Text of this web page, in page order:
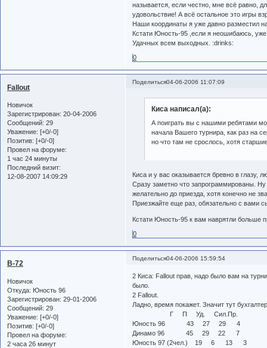
называется, если честно, мне всё равно,
удовольствие! А всё остальное это игры
Наши координаты я уже давно разместил
Кстати Юность-95 ,если я неошибаюсь,
Удачных всем выходных. :drinks:
0
Поделиться04-06-2006 11:07:09
Fallout
Новичок
Зарегистрирован: 20-04-2006
Сообщений: 29
Уважение: [+0/-0]
Позитив: [+0/-0]
Провел на форуме:
1 час 24 минуты
Последний визит:
12-08-2007 14:09:29
Киса написал(а):
А поиграть вы с нашими ребятами
начала Вашего турнира, как раз на
но что там не срослось, хотя
Киса и у вас оказывается бревно в глазу,
Сразу заметно что запрограммированы.
желательно до приезда, хотя конечно не
Приезжайте еще раз, обязательно с вами
Кстати Юность-95 к вам наврятли больше
0
Поделиться04-06-2006 15:59:54
B-72
Новичок
Откуда: Юность 96
Зарегистрирован: 29-01-2006
Сообщений: 29
Уважение: [+0/-0]
Позитив: [+0/-0]
Провел на форуме:
2 часа 26 минут
2 Киса: Fallout прав, надо было вам на
было.
2 Fallout.
Ладно, время покажет. Значит тут
Г П Уд. Сил.Пр.
Юность 96 43 27 29 4
Динамо 96 45 29 22 7
Юность 97 (2чел.) 19 6 13 3